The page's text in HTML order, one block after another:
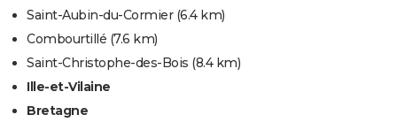
Saint-Aubin-du-Cormier(6.4 km)
Combourtillé (7.6 km)
Saint-Christophe-des-Bois (8.4 km)
Ille-et-Vilaine
Bretagne